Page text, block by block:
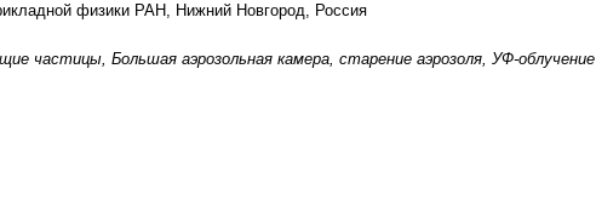
физики РАН, Нижний Новгород, Россия
частицы, Большая аэрозольная камера, старение аэрозоля, УФ-облучение